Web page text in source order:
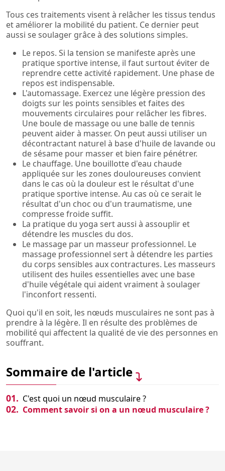
Tous ces traitements visent à relâcher les tissus tendus
et améliorer la mobilité du patient. Ce dernier peut
aussi se soulager grâce à des solutions simples.
Le repos. Si la tension se manifeste après une
pratique sportive intense, il faut surtout éviter de
reprendre cette activité rapidement. Une phase de
repos est indispensable.
L'automassage. Exercez une légère pression des
doigts sur les points sensibles et faites des
mouvements circulaires pour relâcher les fibres.
Une boule de massage ou une balle de tennis
peuvent aider à masser. On peut aussi utiliser un
décontractant naturel à base d'huile de lavande ou
de sésame pour masser et bien faire pénétrer.
Le chauffage. Une bouillotte d'eau chaude
appliquée sur les zones douloureuses convient
dans le cas où la douleur est le résultat d'une
pratique sportive intense. Au cas où ce serait le
résultat d'un choc ou d'un traumatisme, une
compresse froide suffit.
La pratique du yoga sert aussi à assouplir et
détendre les muscles du dos.
Le massage par un masseur professionnel. Le
massage professionnel sert à détendre les parties
du corps sensibles aux contractures. Les masseurs
utilisent des huiles essentielles avec une base
d'huile végétale qui aident vraiment à soulager
l'inconfort ressenti.
Quoi qu'il en soit, les nœuds musculaires ne sont pas à
prendre à la légère. Il en résulte des problèmes de
mobilité qui affectent la qualité de vie des personnes en
souffrant.
Sommaire de l'article
01. C'est quoi un nœud musculaire ?
02. Comment savoir si on a un nœud musculaire ?